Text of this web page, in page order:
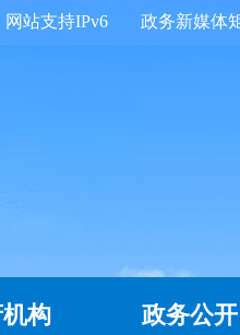
政务新媒体
网站支持IPv6
构 政务公开